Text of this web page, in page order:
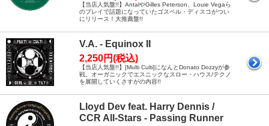
【当店人気盤!!】AntalやGilles Peterson、Louie Vegaら
のプレイで話題になっていたゴスペル・ディスコがつい
にリリース！大推薦盤!!
V.A. - Equinox II
2,250円(税込)
【当店人気盤!!】[Multi Culti]になんとDonato Dozzyが参
戦。オーガニックでエスニックなスロー・ハウス/テクノ
を展開していくさすがの内容!!
Lloyd Dev feat. Harry Dennis /
CCR All-Stars - Passing Runner